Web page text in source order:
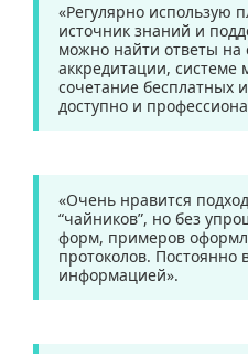
«Регулярно использую
источник знаний и
можно найти ответы
аккредитации,
сочетание бесплатных
доступно и
«Очень нравится
“чайников”, но без
форм, примеров
протоколов.
информацией».